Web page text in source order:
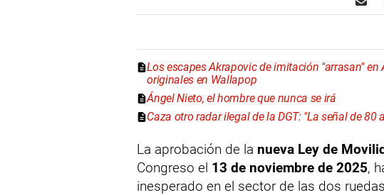
Los escapes Akrapovic de imitación "arrasan"
originales en Wallapop
Ángel Nieto, el hombre que nunca se irá
Caza otro radar ilegal de la DGT: "La señal de 80
La aprobación de la nueva Ley de
Congreso el 13 de noviembre de 2025,
inesperado en el sector de las dos